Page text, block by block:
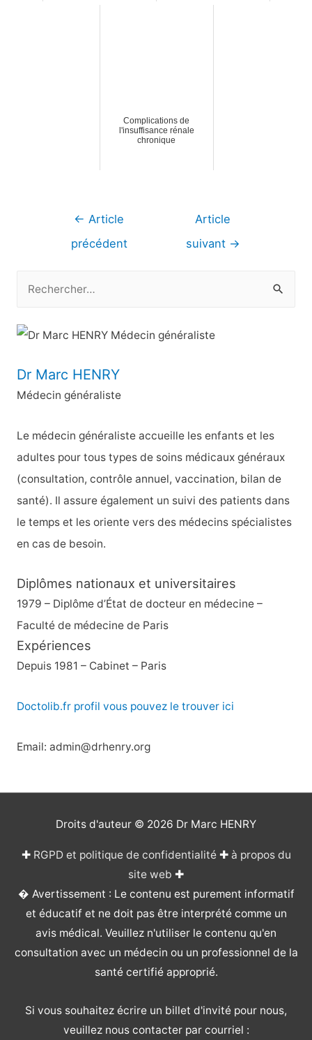
Complications de
l'insuffisance rénale
chronique
Navigation
← Article
précédent
Article
suivant →
c
e
r
h
e
r
:
Dr Marc HENRY
Médecin généraliste
Le médecin généraliste accueille les enfants et les
adultes pour tous types de soins médicaux généraux
(consultation, contrôle annuel, vaccination, bilan de
santé). Il assure également un suivi des patients dans
le temps et les oriente vers des médecins spécialistes
en cas de besoin.
Diplômes nationaux et universitaires
1979 – Diplôme d’État de docteur en médecine –
Faculté de médecine de Paris
Expériences
Depuis 1981 – Cabinet – Paris
Doctolib.fr profil vous pouvez le trouver ici
Email: admin@drhenry.org
Droits d'auteur © 2026 Dr Marc HENRY
✚ RGPD et politique de confidentialité✚ à propos du
site web ✚
� Avertissement : Le contenu est purement informatif
et éducatif et ne doit pas être interprété comme un
avis médical. Veuillez n'utiliser le contenu qu'en
consultation avec un médecin ou un professionnel de la
santé certifié approprié.
Si vous souhaitez écrire un billet d'invité pour nous,
veuillez nous contacter par courriel :